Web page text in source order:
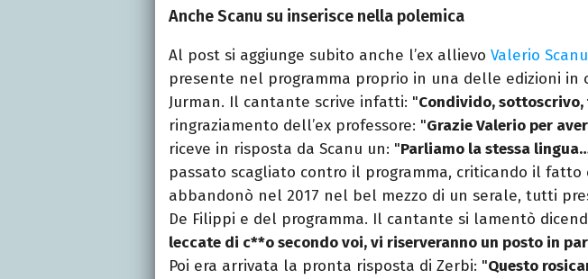
Anche Scanu su inserisce nella polemica
Al post si aggiunge subito anche l’ex allievo Valerio Scanu
presente nel programma proprio in una delle edizioni in
Jurman. Il cantante scrive infatti: "Condivido, sottoscrivo,
ringraziamento dell’ex professore: "Grazie Valerio per
riceve in risposta da Scanu un: "Parliamo la stessa
passato scagliato contro il programma, criticando il fatto
abbandonò nel 2017 nel bel mezzo di un serale, tutti
De Filippi e del programma. Il cantante si lamentò
leccate di c**o secondo voi, vi riserveranno un posto in
Poi era arrivata la pronta risposta di Zerbi: "Questo